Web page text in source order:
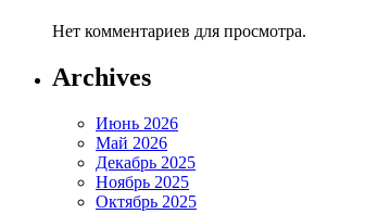
Нет комментариев для просмотра.
Archives
Июнь 2026
Май 2026
Декабрь 2025
Ноябрь 2025
Октябрь 2025